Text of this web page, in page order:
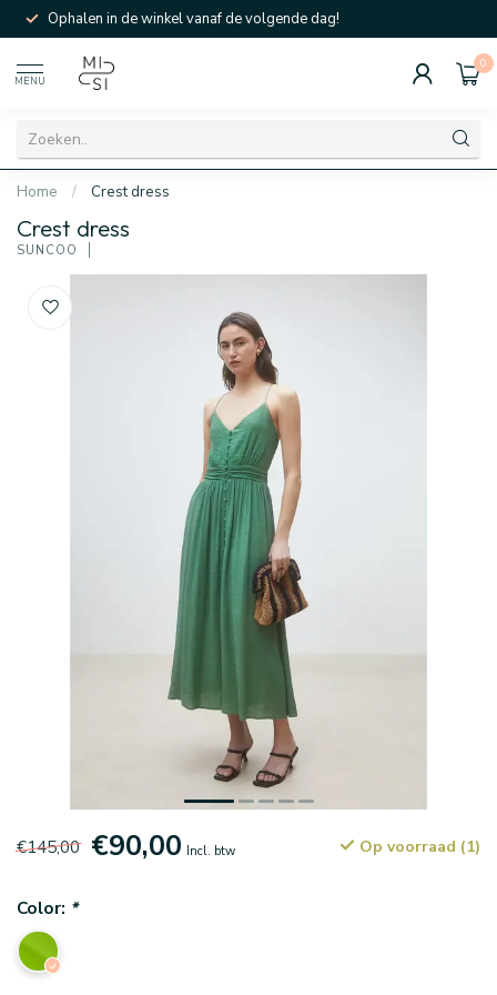
Ophalen in de winkel vanaf de volgende dag!
MENU
0
Home / Crest dress
Crest dress
SUNCOO
€145,00 €90,00 Incl. btw Op voorraad (1)
Color: *